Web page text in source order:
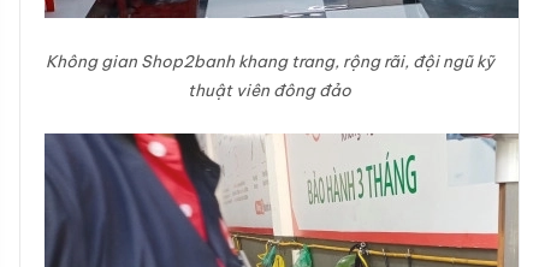
Không gian Shop2banh khang trang, rộng rãi, đội ngũ kỹ
thuật viên đông đảo